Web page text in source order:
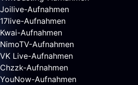
Joilive-Aufnahmen
17live-Aufnahmen
Kwai-Aufnahmen
NimoTV-Aufnahmen
VK Live-Aufnahmen
Chzzk-Aufnahmen
YouNow-Aufnahmen